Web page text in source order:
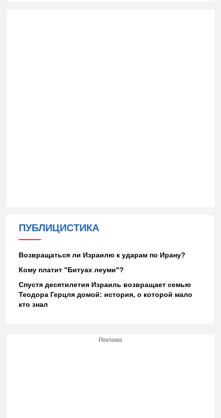
ПУБЛИЦИСТИКА
Возвращаться ли Израилю к ударам по Ирану?
Кому платит "Битуах леуми"?
Спустя десятилетия Израиль возвращает семью
Теодора Герцля домой: история, о которой мало
кто знал
Реклама